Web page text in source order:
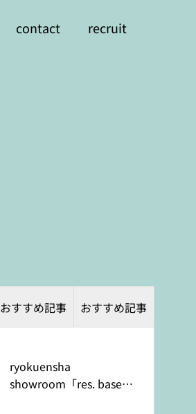
contact recruit
おすすめ記事 おすすめ記事
ryokuensha
showroom「res. base」
観葉植物のウェブ販売を
はじめました
観葉植物のウェブ販売を
はじめました